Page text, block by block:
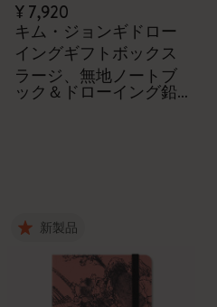
¥ 7,920
キム・ジョンギドロー
イングギフトボックス
ラージ、無地ノートブ
ック＆ドローイング鉛
新製品